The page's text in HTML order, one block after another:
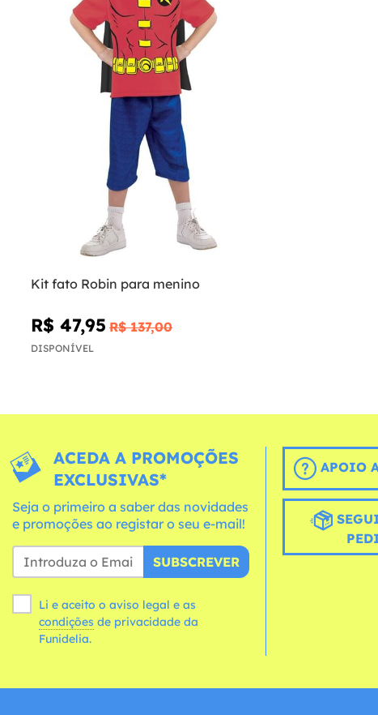
Kit fato Robin para menino
R$ 47,95 R$ 137,00
DISPONÍVEL
ACEDA A PROMOÇÕES
EXCLUSIVAS*
Seja o primeiro a saber das novidades
e promoções ao registar o seu e-mail!
SUBSCREVER
Li e aceito o aviso legal e as
condições
Funidelia.
APOIO